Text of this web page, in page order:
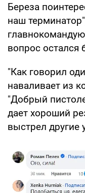
Береза
наш
вопрос остался
"Как говорил
наваливает из
"Добрый
дает хороший
выстрел другие